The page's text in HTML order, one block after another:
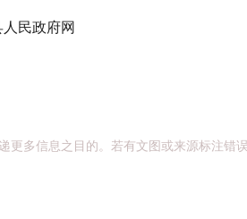
民政府网
更多信息之目的。若有文图或来源标注错